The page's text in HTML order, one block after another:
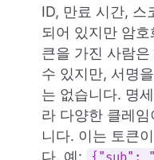
ID, 만료 시간, 스
되어 있지만 암
큰을 가진 사람
수 있지만, 서명
는 없습니다. 명
라 다양한 클레
니다. 이는 토큰